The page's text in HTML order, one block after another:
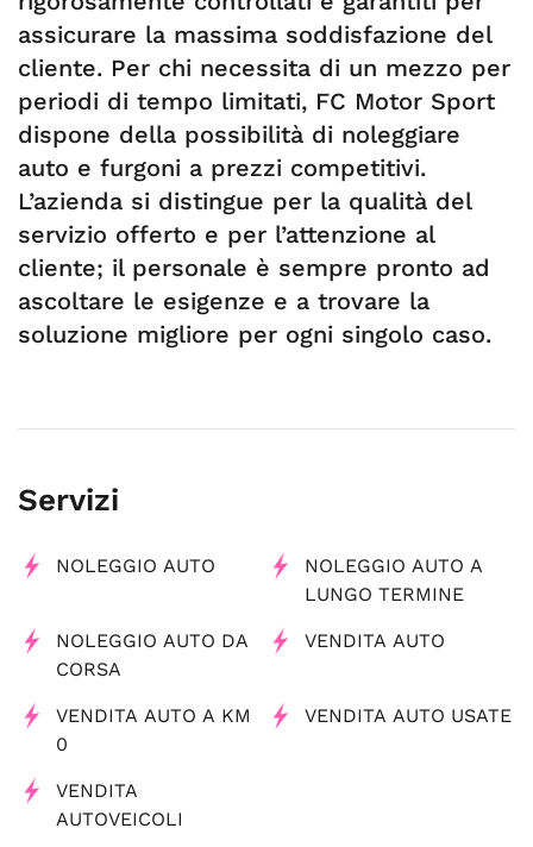
assicurare la massima soddisfazione del
cliente. Per chi necessita di un mezzo per
periodi di tempo limitati, FC Motor Sport
dispone della possibilità di noleggiare
auto e furgoni a prezzi competitivi.
L’azienda si distingue per la qualità del
servizio offerto e per l’attenzione al
cliente; il personale è sempre pronto ad
ascoltare le esigenze e a trovare la
soluzione migliore per ogni singolo caso.
Servizi
NOLEGGIO AUTO
NOLEGGIO AUTO A
LUNGO TERMINE
NOLEGGIO AUTO DA
CORSA
VENDITA AUTO
VENDITA AUTO A KM
0
VENDITA AUTO USATE
VENDITA
AUTOVEICOLI